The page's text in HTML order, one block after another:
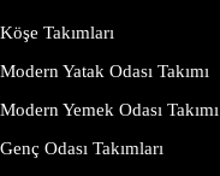
Köşe Takımları
Modern Yatak Odası Takımı
Modern Yemek Odası Takımı
Genç Odası Takımları